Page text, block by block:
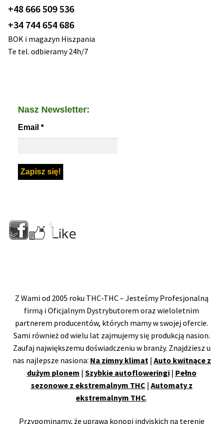
+48 666 509 536
+34 744 654 686
BOK i magazyn Hiszpania
Te tel. odbieramy 24h/7
Nasz Newsletter:
Email *
Z Wami od 2005 roku THC-THC – Jesteśmy Profesjonalną
firmą i Oficjalnym Dystrybutorem oraz wieloletnim
partnerem producentów, których mamy w swojej ofercie.
Sami również od wielu lat zajmujemy się produkcją nasion.
Zaufaj największemu doświadczeniu w branży. Znajdziesz u
nas najlepsze nasiona: Na zimny klimat | Auto kwitnące z
dużym plonem | Szybkie autofloweringi| Pełno
sezonowe z ekstremalnym THC | Automaty z
ekstremalnym THC.
Przypominamy, że uprawa konopi indyjskich na terenie